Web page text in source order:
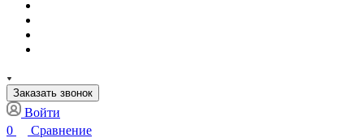
Заказать звонок
Войти
0
Сравнение